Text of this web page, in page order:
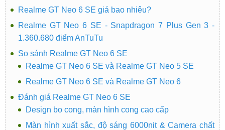
Realme GT Neo 6 SE giá bao nhiêu?
Realme GT Neo 6 SE - Snapdragon 7 Plus Gen 3 -
1.360.680 điểm AnTuTu
So sánh Realme GT Neo 6 SE
Realme GT Neo 6 SE và Realme GT Neo 5 SE
Realme GT Neo 6 SE và Realme GT Neo 6
Đánh giá Realme GT Neo 6 SE
Design bo cong, màn hình cong cao cấp
Màn hình xuất sắc, độ sáng 6000nit & Camera chất